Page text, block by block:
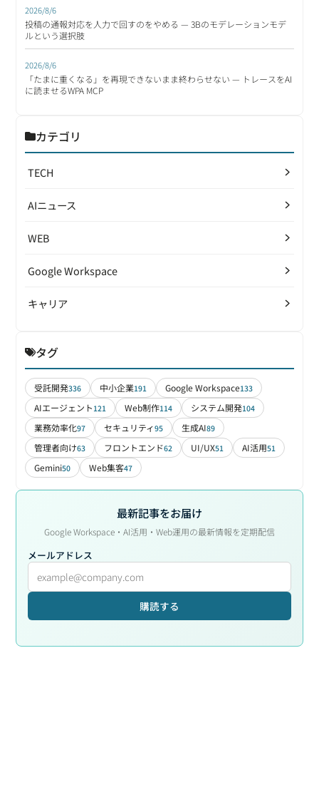
2026/8/6
投稿の通報対応を人力で回すのをやめる — 3Bのモデレーションモデ
ルという選択肢
2026/8/6
「たまに重くなる」を再現できないまま終わらせない — トレースをAI
に読ませるWPA MCP
カテゴリ
TECH
AIニュース
WEB
Google Workspace
キャリア
タグ
受託開発336 中小企業191 Google Workspace133
AIエージェント 121 Web制作114 システム開発104
業務効率化97 セキュリティ95 生成AI89
管理者向け63 フロントエンド62 UI/UX51 AI活用51
Gemini50 Web集客47
最新記事をお届け
Google Workspace・AI活用・Web運用の最新情報を定期配信
メールアドレス
購読する